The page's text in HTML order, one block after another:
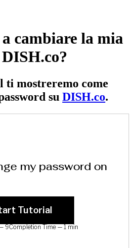
cambiare la mia
ti mostreremo come
su DISH.co.